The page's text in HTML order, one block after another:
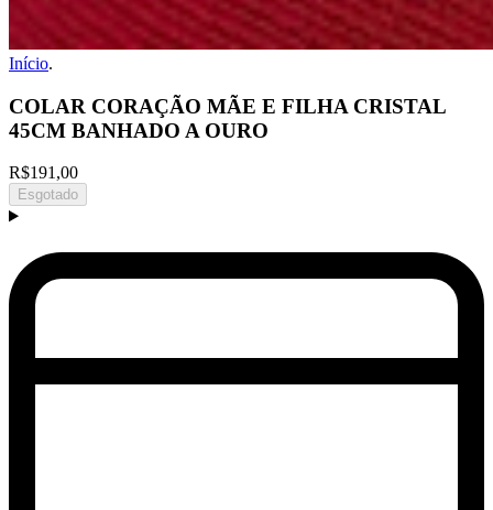
Início.
COLAR CORAÇÃO MÃE E FILHA CRISTAL
45CM BANHADO A OURO
R$191,00
Esgotado